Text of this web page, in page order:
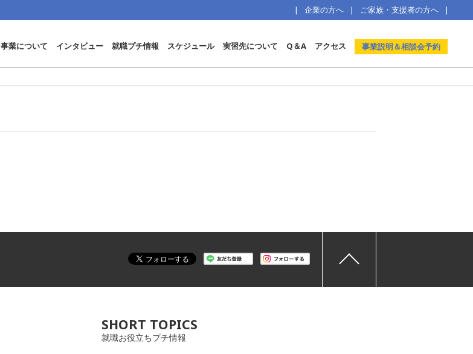
企業の方へ ご家族・支援者の方へ
事業について インタビュー 就職プチ情報 スケジュール 実習先について Q＆A アクセス 事業説明＆相談会予約
SHORT TOPICS
就職お役立ちプチ情報